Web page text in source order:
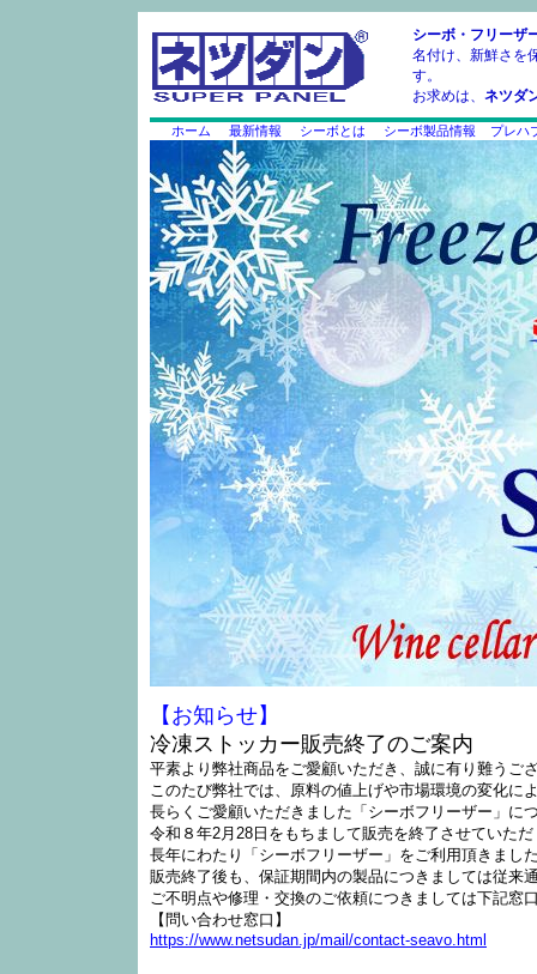
シーボ・フリーザ
名付け、新鮮さを
す。
お求めは、ネツダ
ホーム 最新情報 シーボとは シーボ製品情報 プレハ
【お知らせ】
冷凍ストッカー販売終了のご案内
平素より弊社商品をご愛顧いただき、誠に有り難うご
このたび弊社では、原料の値上げや市場環境の変化に
長らくご愛顧いただきました「シーボフリーザー」に
令和８年2月28日をもちまして販売を終了させていた
長年にわたり「シーボフリーザー」をご利用頂きまし
販売終了後も、保証期間内の製品につきましては従来
ご不明点や修理・交換のご依頼につきましては下記窓
【問い合わせ窓口】
https://www.netsudan.jp/mail/contact-seavo.html